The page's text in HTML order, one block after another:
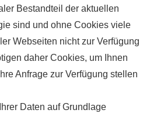
Bestandteil der aktuellen
sind und ohne Cookies viele
Webseiten nicht zur Verfügung
daher Cookies, um Ihnen
Anfrage zur Verfügung stellen
Daten auf Grundlage